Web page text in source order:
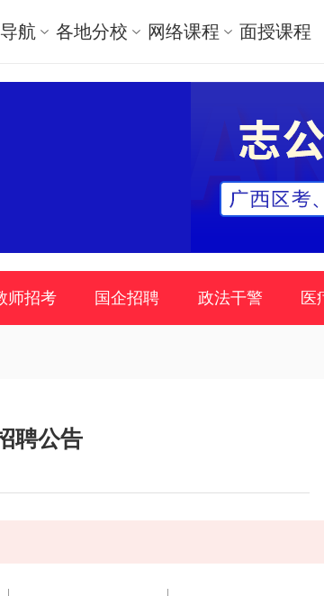
航 各地分校 网络课程 面授课程
师招考 国企招聘 政法干警 医
聘公告